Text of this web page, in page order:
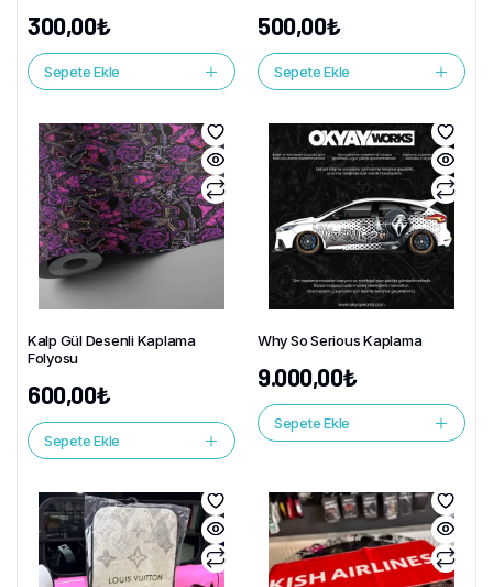
300,00₺
Sepete Ekle
500,00₺
Sepete Ekle
Kalp Gül Desenli Kaplama
Folyosu
600,00₺
Sepete Ekle
Why So Serious Kaplama
9.000,00₺
Sepete Ekle